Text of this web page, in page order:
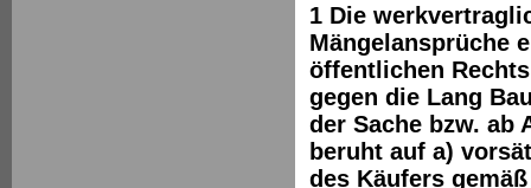
1 Die
Mängelansprüche
öffentlichen
gegen die Lang
der Sache bzw. ab
beruht auf a)
des Käufers